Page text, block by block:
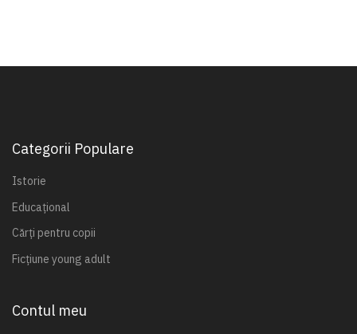
Categorii Populare
Istorie
Educațional
Cărți pentru copii
Ficțiune young adult
Contul meu